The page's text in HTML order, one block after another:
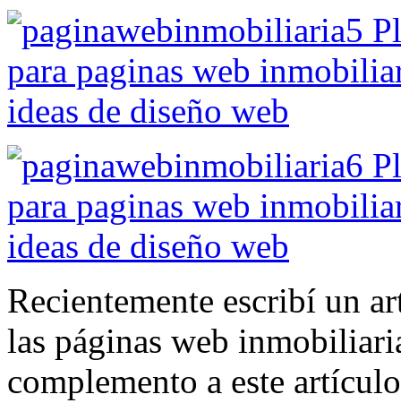
Recientemente escribí un
las páginas web
complemento a este